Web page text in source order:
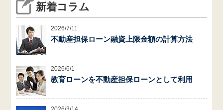
新着コラム
2026/7/11
不動産担保ローン融資上限金額の計算方法
2026/6/1
教育ローンを不動産担保ローンとして利用